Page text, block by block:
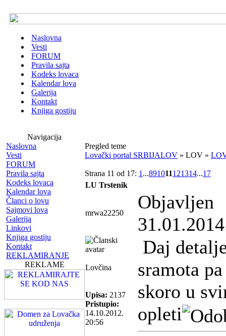
Naslovna
Vesti
FORUM
Pravila sajta
Kodeks lovaca
Kalendar lova
Galerija
Kontakt
Knjiga gostiju
Navigacija
Naslovna
Vesti
FORUM
Pravila sajta
Kodeks lovaca
Kalendar lova
Članci o lovu
Sajmovi lova
Galerija
Linkovi
Knjiga gostiju
Kontakt
REKLAMIRANJE
REKLAME
Pregled teme
Lovački portal SRBIJALOV » LOV »
Strana 11 od 17: 1 ...891011121314...17
LU Trstenik
mrwa22250
Objavljen
Lovčina
Upisa: 2137
Pristupio:
14.10.2012.
20:56
Daj
sramota
skoro u
opleti